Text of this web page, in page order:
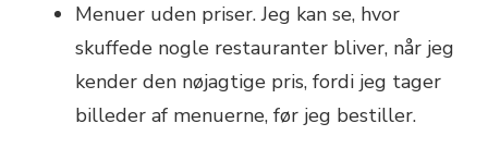
Menuer uden priser. Jeg kan se, hvor
skuffede nogle restauranter bliver, når jeg
kender den nøjagtige pris, fordi jeg tager
billeder af menuerne, før jeg bestiller.